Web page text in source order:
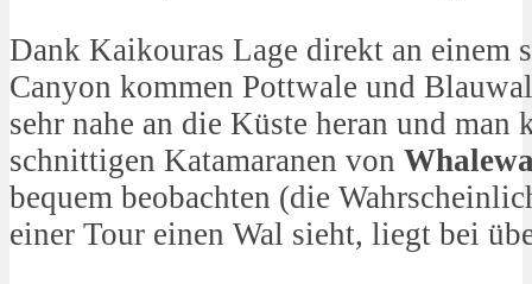
Dank Kaikouras Lage direkt an einem
Canyon kommen Pottwale und
sehr nahe an die Küste heran und man
schnittigen Katamaranen von
bequem beobachten (die
einer Tour einen Wal sieht, liegt bei